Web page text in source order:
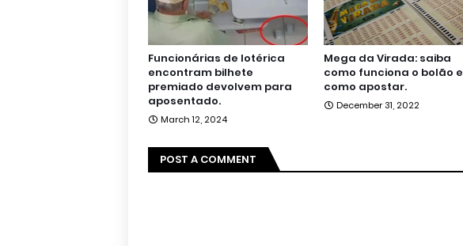
Funcionárias de lotérica
encontram bilhete
premiado devolvem para
aposentado.
March 12, 2024
Mega da Virada: saiba
como funciona o bolão e
como apostar.
December 31, 2022
POST A COMMENT